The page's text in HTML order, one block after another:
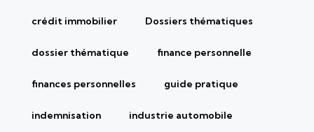
crédit immobilier Dossiers thématiques
dossier thématique finance personnelle
finances personnelles guide pratique
indemnisation industrie automobile